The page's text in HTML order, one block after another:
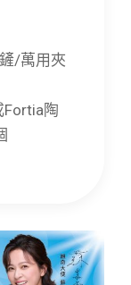
/萬用夾
Fortia陶